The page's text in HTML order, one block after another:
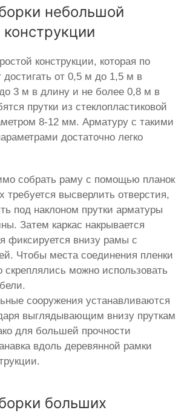
небольшой
конструкции, которая по
достигать от 0,5 м до 1,5 м в
3 м в длину и не более 0,8 м в
прутки из стеклопластиковой
8-12 мм. Арматуру с такими
достаточно легко
собрать раму с помощью планок
требуется высверлить отверстия,
под наклоном прутки арматуры
Затем каркас накрывается
фиксируется внизу рамы с
Чтобы места соединения пленки
можно использовать
сооружения устанавливаются
выглядывающим внизу пруткам
для большей прочности
вдоль деревянной рамки
больших